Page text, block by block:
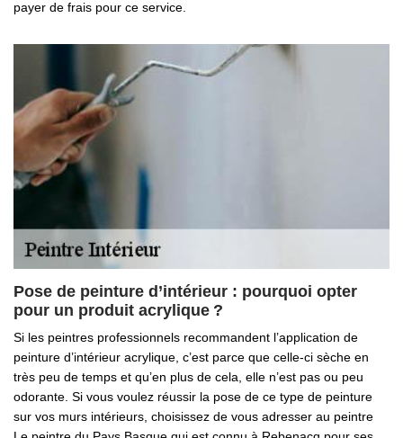
payer de frais pour ce service.
Pose de peinture d’intérieur : pourquoi opter
pour un produit acrylique ?
Si les peintres professionnels recommandent l’application de
peinture d’intérieur acrylique, c’est parce que celle-ci sèche en
très peu de temps et qu’en plus de cela, elle n’est pas ou peu
odorante. Si vous voulez réussir la pose de ce type de peinture
sur vos murs intérieurs, choisissez de vous adresser au peintre